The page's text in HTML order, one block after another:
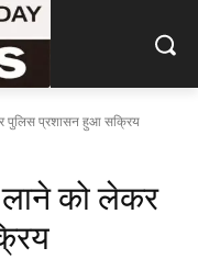
पुलिस प्रशासन हुआ सक्रिय
को लेकर